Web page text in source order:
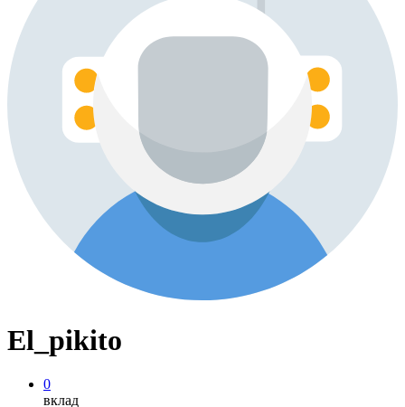
El_pikito
0
вклад